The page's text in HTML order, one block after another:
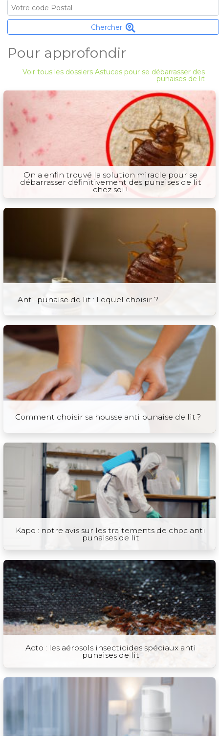
Chercher
Pour approfondir
Voir tous les dossiers Astuces pour se débarrasser des
punaises de lit
On a enfin trouvé la solution miracle pour se
débarrasser définitivement des punaises de lit
chez soi !
Anti-punaise de lit : Lequel choisir ?
Comment choisir sa housse anti punaise de lit ?
Kapo : notre avis sur les traitements de choc anti
punaises de lit
Acto : les aérosols insecticides spéciaux anti
punaises de lit